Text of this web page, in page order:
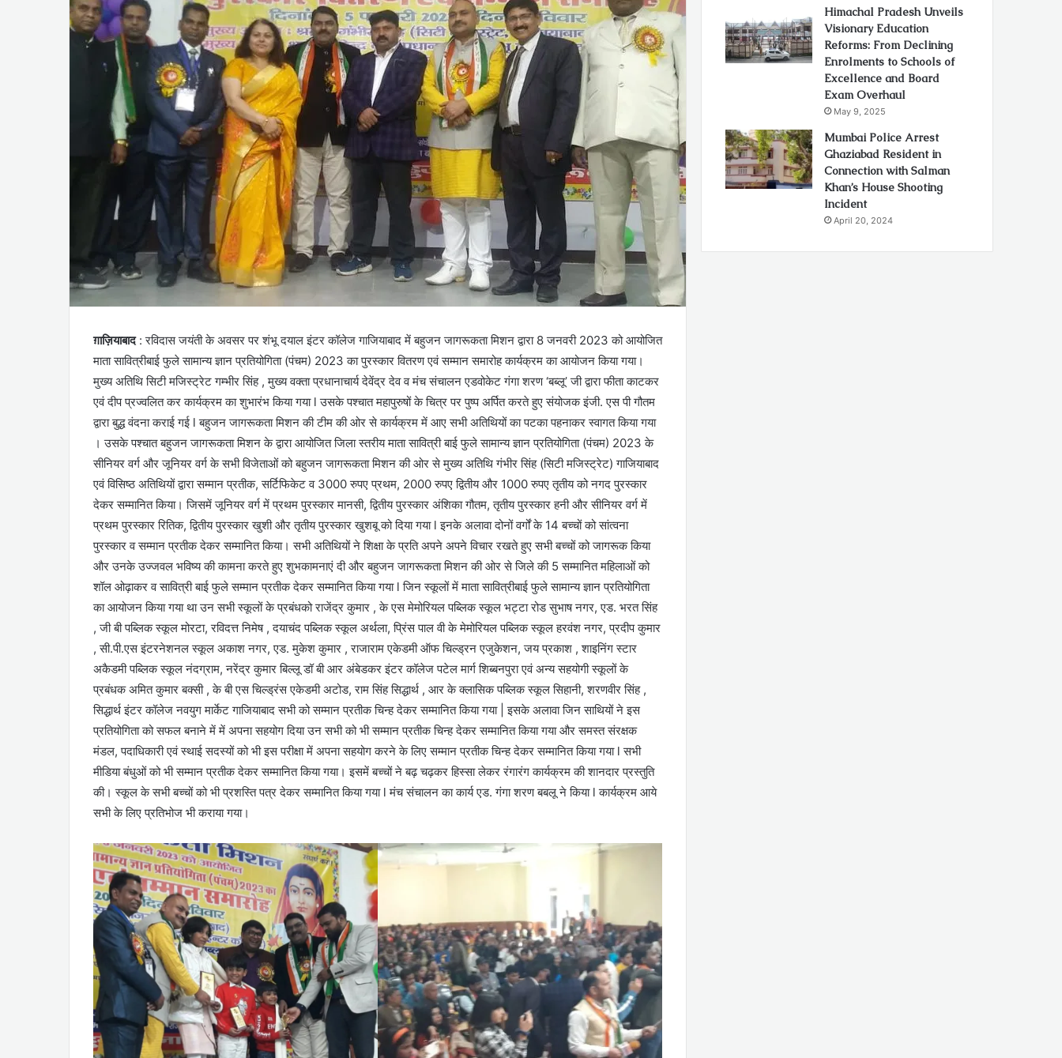
ग़ाज़ियाबाद: रविदास जयंती के अवसर पर शंभू दयाल इंटर कॉलेज गाजियाबाद में बहुजन जागरूकता मिशन द्वारा 8 जनवरी 2023 को आयोजित
माता सावित्रीबाई फुले सामान्य ज्ञान प्रतियोगिता (पंचम) 2023 का पुरस्कार वितरण एवं सम्मान समारोह कार्यक्रम का आयोजन किया गया।
मुख्य अतिथि सिटी मजिस्ट्रेट गम्भीर सिंह , मुख्य वक्ता प्रधानाचार्य देवेंद्र देव व मंच संचालन एडवोकेट गंगा शरण ‘बब्लू’ जी द्वारा फीता काटकर
एवं दीप प्रज्वलित कर कार्यक्रम का शुभारंभ किया गया l उसके पश्चात महापुरुषों के चित्र पर पुष्प अर्पित करते हुए संयोजक इंजी. एस पी गौतम
द्वारा बुद्ध वंदना कराई गई l बहुजन जागरूकता मिशन की टीम की ओर से कार्यक्रम में आए सभी अतिथियों का पटका पहनाकर स्वागत किया गया
। उसके पश्चात बहुजन जागरूकता मिशन के द्वारा आयोजित जिला स्तरीय माता सावित्री बाई फुले सामान्य ज्ञान प्रतियोगिता (पंचम) 2023 के
सीनियर वर्ग और जूनियर वर्ग के सभी विजेताओं को बहुजन जागरूकता मिशन की ओर से मुख्य अतिथि गंभीर सिंह (सिटी मजिस्ट्रेट) गाजियाबाद
एवं विसिष्ठ अतिथियों द्वारा सम्मान प्रतीक, सर्टिफिकेट व 3000 रुपए प्रथम, 2000 रुपए द्वितीय और 1000 रुपए तृतीय को नगद पुरस्कार
देकर सम्मानित किया। जिसमें जूनियर वर्ग में प्रथम पुरस्कार मानसी, द्वितीय पुरस्कार अंशिका गौतम, तृतीय पुरस्कार हनी और सीनियर वर्ग में
प्रथम पुरस्कार रितिक, द्वितीय पुरस्कार खुशी और तृतीय पुरस्कार खुशबू को दिया गया l इनके अलावा दोनों वर्गों के 14 बच्चों को सांत्वना
पुरस्कार व सम्मान प्रतीक देकर सम्मानित किया। सभी अतिथियों ने शिक्षा के प्रति अपने अपने विचार रखते हुए सभी बच्चों को जागरूक किया
और उनके उज्जवल भविष्य की कामना करते हुए शुभकामनाएं दी और बहुजन जागरूकता मिशन की ओर से जिले की 5 सम्मानित महिलाओं को
शॉल ओढ़ाकर व सावित्री बाई फुले सम्मान प्रतीक देकर सम्मानित किया गया l जिन स्कूलों में माता सावित्रीबाई फुले सामान्य ज्ञान प्रतियोगिता
का आयोजन किया गया था उन सभी स्कूलों के प्रबंधको राजेंद्र कुमार , के एस मेमोरियल पब्लिक स्कूल भट्टा रोड सुभाष नगर, एड. भरत सिंह
, जी बी पब्लिक स्कूल मोरटा, रविदत्त निमेष , दयाचंद पब्लिक स्कूल अर्थला, प्रिंस पाल वी के मेमोरियल पब्लिक स्कूल हरवंश नगर, प्रदीप कुमार
, सी.पी.एस इंटरनेशनल स्कूल अकाश नगर, एड. मुकेश कुमार , राजाराम एकेडमी ऑफ चिल्ड्रन एजुकेशन, जय प्रकाश , शाइनिंग स्टार
अकैडमी पब्लिक स्कूल नंदग्राम, नरेंद्र कुमार बिल्लू डॉ बी आर अंबेडकर इंटर कॉलेज पटेल मार्ग शिब्बनपुरा एवं अन्य सहयोगी स्कूलों के
प्रबंधक अमित कुमार बक्सी , के बी एस चिल्ड्रंस एकेडमी अटोड, राम सिंह सिद्धार्थ , आर के क्लासिक पब्लिक स्कूल सिहानी, शरणवीर सिंह ,
सिद्धार्थ इंटर कॉलेज नवयुग मार्केट गाजियाबाद सभी को सम्मान प्रतीक चिन्ह देकर सम्मानित किया गया | इसके अलावा जिन साथियों ने इस
प्रतियोगिता को सफल बनाने में में अपना सहयोग दिया उन सभी को भी सम्मान प्रतीक चिन्ह देकर सम्मानित किया गया और समस्त संरक्षक
मंडल, पदाधिकारी एवं स्थाई सदस्यों को भी इस परीक्षा में अपना सहयोग करने के लिए सम्मान प्रतीक चिन्ह देकर सम्मानित किया गया l सभी
मीडिया बंधुओं को भी सम्मान प्रतीक देकर सम्मानित किया गया। इसमें बच्चों ने बढ़ चढ़कर हिस्सा लेकर रंगारंग कार्यक्रम की शानदार प्रस्तुति
की। स्कूल के सभी बच्चों को भी प्रशस्ति पत्र देकर सम्मानित किया गया l मंच संचालन का कार्य एड. गंगा शरण बबलू ने किया l कार्यक्रम आये
सभी के लिए प्रतिभोज भी कराया गया।
Himachal Pradesh Unveils
Visionary Education
Reforms: From Declining
Enrolments to Schools of
Excellence and Board
Exam Overhaul
May 9, 2025
Mumbai Police Arrest
Ghaziabad Resident in
Connection with Salman
Khan’s House Shooting
Incident
April 20, 2024